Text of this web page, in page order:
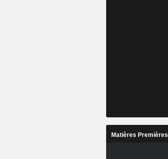
Matières Premières